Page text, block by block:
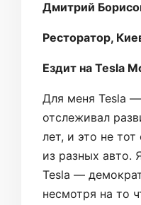
Дмитрий
Ресторатор,
Ездит на Tesla
Для меня Tesla
отслеживал
лет, и это не
из разных авто.
Tesla —
несмотря на то